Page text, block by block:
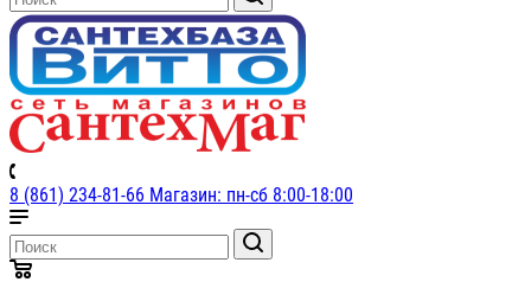
8 (861) 234-81-66 Магазин: пн-сб 8:00-18:00